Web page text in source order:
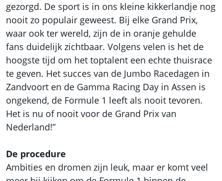
gezorgd. De sport is in ons kleine kikkerlandje nog
nooit zo populair geweest. Bij elke Grand Prix,
waar ook ter wereld, zijn de in oranje gehulde
fans duidelijk zichtbaar. Volgens velen is het de
hoogste tijd om het toptalent een echte thuisrace
te geven. Het succes van de Jumbo Racedagen in
Zandvoort en de Gamma Racing Day in Assen is
ongekend, de Formule 1 leeft als nooit tevoren.
Het is nu of nooit voor de Grand Prix van
Nederland!”
De procedure
Ambities en dromen zijn leuk, maar er komt veel